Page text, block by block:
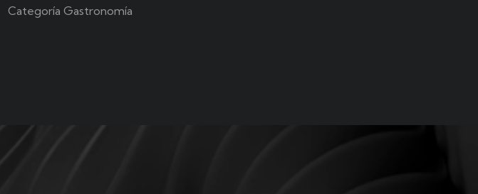
Categoría Gastronomía